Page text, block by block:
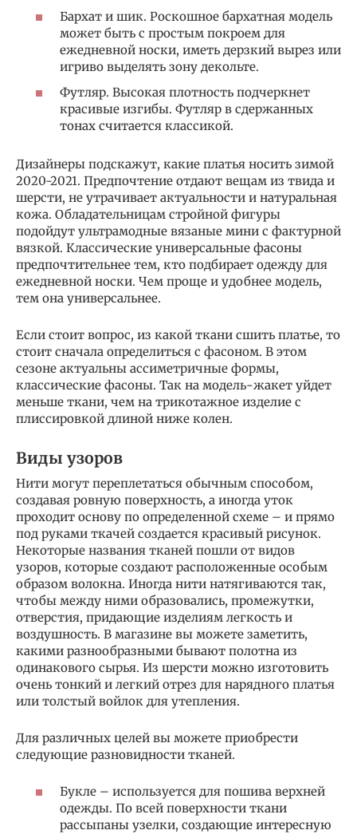
Бархат и шик. Роскошное бархатная модель
может быть с простым покроем для
ежедневной носки, иметь дерзкий вырез или
игриво выделять зону декольте.
Футляр. Высокая плотность подчеркнет
красивые изгибы. Футляр в сдержанных
тонах считается классикой.
Дизайнеры подскажут, какие платья носить зимой
2020-2021. Предпочтение отдают вещам из твида и
шерсти, не утрачивает актуальности и натуральная
кожа. Обладательницам стройной фигуры
подойдут ультрамодные вязаные мини с фактурной
вязкой. Классические универсальные фасоны
предпочтительнее тем, кто подбирает одежду для
ежедневной носки. Чем проще и удобнее модель,
тем она универсальнее.
Если стоит вопрос, из какой ткани сшить платье, то
стоит сначала определиться с фасоном. В этом
сезоне актуальны ассиметричные формы,
классические фасоны. Так на модель-жакет уйдет
меньше ткани, чем на трикотажное изделие с
плиссировкой длиной ниже колен.
Виды узоров
Нити могут переплетаться обычным способом,
создавая ровную поверхность, а иногда уток
проходит основу по определенной схеме – и прямо
под руками ткачей создается красивый рисунок.
Некоторые названия тканей пошли от видов
узоров, которые создают расположенные особым
образом волокна. Иногда нити натягиваются так,
чтобы между ними образовались, промежутки,
отверстия, придающие изделиям легкость и
воздушность. В магазине вы можете заметить,
какими разнообразными бывают полотна из
одинакового сырья. Из шерсти можно изготовить
очень тонкий и легкий отрез для нарядного платья
или толстый войлок для утепления.
Для различных целей вы можете приобрести
следующие разновидности тканей.
Букле – используется для пошива верхней
одежды. По всей поверхности ткани
рассыпаны узелки, создающие интересную